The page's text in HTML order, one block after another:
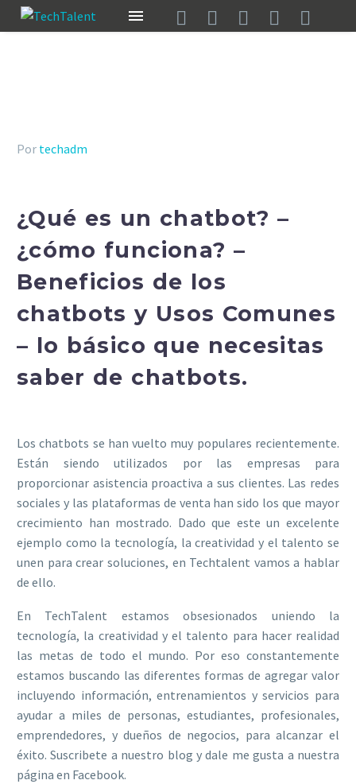
Por techadm
¿Qué es un chatbot? –
¿cómo funciona? –
Beneficios de los
chatbots y Usos Comunes
– lo básico que necesitas
saber de chatbots.
Los chatbots se han vuelto muy populares recientemente.
Están siendo utilizados por las empresas para
proporcionar asistencia proactiva a sus clientes. Las redes
sociales y las plataformas de venta han sido los que mayor
crecimiento han mostrado. Dado que este un excelente
ejemplo como la tecnología, la creatividad y el talento se
unen para crear soluciones, en Techtalent vamos a hablar
de ello.
En TechTalent estamos obsesionados uniendo la
tecnología, la creatividad y el talento para hacer realidad
las metas de todo el mundo. Por eso constantemente
estamos buscando las diferentes formas de agregar valor
incluyendo información, entrenamientos y servicios para
ayudar a miles de personas, estudiantes, profesionales,
emprendedores, y dueños de negocios, para alcanzar el
éxito. Suscribete a nuestro blog y dale me gusta a nuestra
página en Facebook.